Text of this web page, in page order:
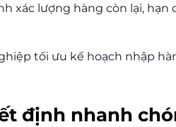
xác lượng hàng còn lại,
tối ưu kế hoạch nhập
định nhanh